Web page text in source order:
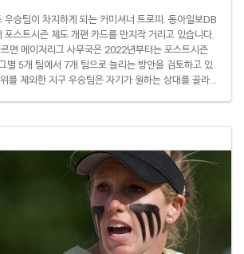
우승팀이 차지하게 되는 커미셔너 트로피. 동아일보DB
포스트시즌 제도 개편 카드를 만지작 거리고 있습니다.
면 메이저리그 사무국은 2022년부터는 포스트시즌
별 5개 팀에서 7개 팀으로 늘리는 방안을 검토하고 있
를 제외한 지구 우승팀은 자기가 원하는 상대를 골라
다. 나머지 지구 우승팀은 먼저 와일드카드 결정전을 치
은 성적에 따라 와일드 카드 결정전 파트너를 고를 수